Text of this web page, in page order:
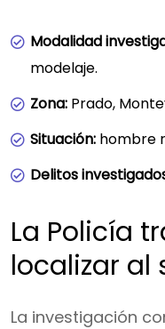
Modalidad
modelaje.
Zona: Prado,
Situación: hombre
Delitos
La Policía
localizar al
La investigación